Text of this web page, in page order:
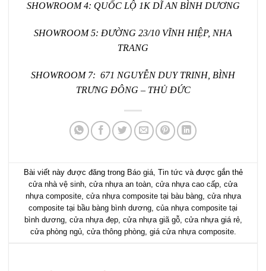
SHOWROOM 4: QUỐC LỘ 1K DĨ AN BÌNH DƯƠNG
SHOWROOM 5: ĐƯỜNG 23/10 VĨNH HIỆP, NHA
TRANG
SHOWROOM 7: 671 NGUYỄN DUY TRINH, BÌNH
TRƯNG ĐÔNG – THỦ ĐỨC
Bài viết này được đăng trong Báo giá, Tin tức và được gắn thẻ
cửa nhà vệ sinh, cửa nhựa an toàn, cửa nhựa cao cấp, cửa
nhựa composite, cửa nhựa composite tại bàu bàng, cửa nhựa
composite tại bầu bàng bình dương, của nhựa composite tại
bình dương, cửa nhựa đẹp, cửa nhựa giã gỗ, cửa nhựa giá rẻ,
cửa phòng ngủ, cửa thông phòng, giá cửa nhựa composite.